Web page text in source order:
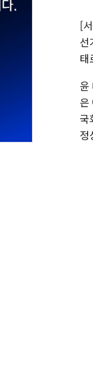
[
선
태
윤
은
국
정